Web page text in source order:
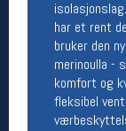
har et rent
bruker den
merinoulla -
komfort og
fleksibel
Lørdag:
Om
For å
linjen